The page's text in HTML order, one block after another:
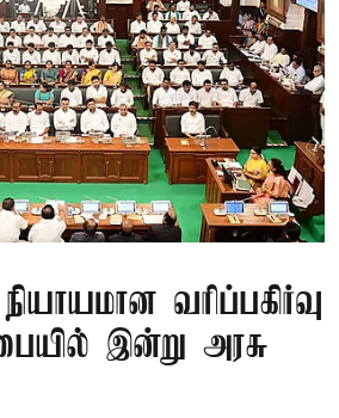
வரிப்பகிர்வு
இன்று அரசு